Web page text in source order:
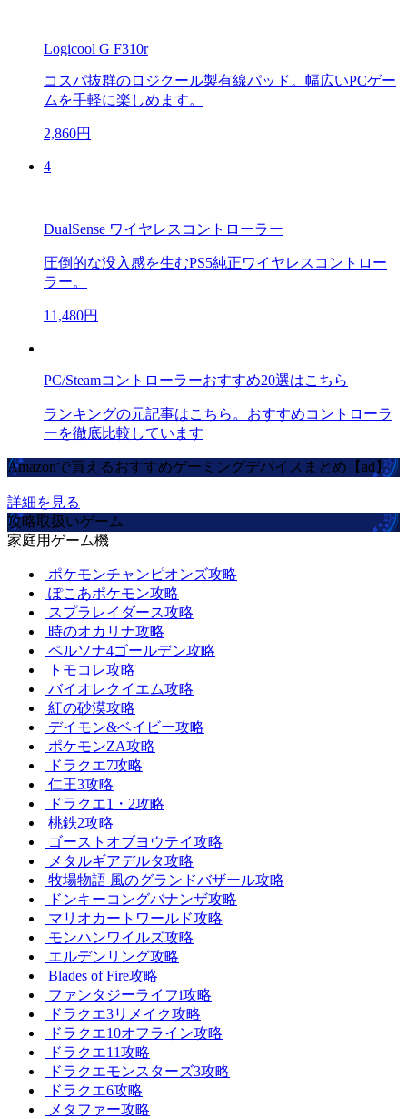
Logicool G F310r
コスパ抜群のロジクール製有線パッド。幅広いPCゲー
ムを手軽に楽しめます。
2,860円
4
DualSense ワイヤレスコントローラー
圧倒的な没入感を生むPS5純正ワイヤレスコントロー
ラー。
11,480円
PC/Steamコントローラーおすすめ20選はこちら
ランキングの元記事はこちら。おすすめコントローラ
ーを徹底比較しています
Amazonで買えるおすすめゲーミングデバイスまとめ【ad】
詳細を見る
攻略取扱いゲーム
家庭用ゲーム機
ポケモンチャンピオンズ攻略
ぽこあポケモン攻略
スプラレイダース攻略
時のオカリナ攻略
ペルソナ4ゴールデン攻略
トモコレ攻略
バイオレクイエム攻略
紅の砂漠攻略
デイモン&ベイビー攻略
ポケモンZA攻略
ドラクエ7攻略
仁王3攻略
ドラクエ1・2攻略
桃鉄2攻略
ゴーストオブヨウテイ攻略
メタルギアデルタ攻略
牧場物語 風のグランドバザール攻略
ドンキーコングバナンザ攻略
マリオカートワールド攻略
モンハンワイルズ攻略
エルデンリング攻略
Blades of Fire攻略
ファンタジーライフi攻略
ドラクエ3リメイク攻略
ドラクエ10オフライン攻略
ドラクエ11攻略
ドラクエモンスターズ3攻略
ドラクエ6攻略
メタファー攻略